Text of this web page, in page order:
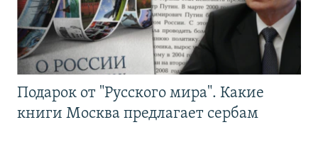
Подарок от "Русского мира". Какие
книги Москва предлагает сербам